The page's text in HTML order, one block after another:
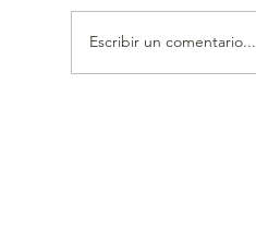
Escribir un comentario...